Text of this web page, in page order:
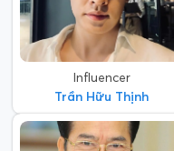
Influencer
Trần Hữu Thịnh